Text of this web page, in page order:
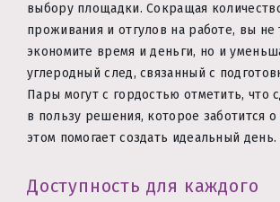
выбору площадки. Сокращая
проживания и отгулов на работе, вы не
экономите время и деньги, но и
углеродный след, связанный с
Пары могут с гордостью отметить, что
в пользу решения, которое заботится
этом помогает создать идеальный день.
Доступность для каждого